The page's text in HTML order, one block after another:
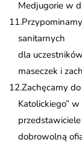
Medjugorie w
sanitarnych
dla
maseczek i
Zachęcamy
Katolickiego” w
dobrowolną